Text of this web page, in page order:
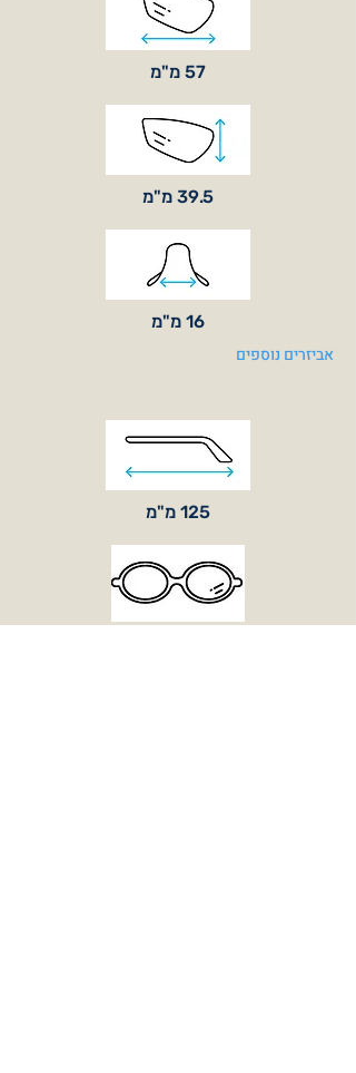
57 מ"מ
39.5 מ"מ
16 מ"מ
אביזרים נוספים
125 מ"מ